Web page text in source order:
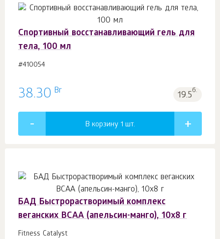
Спортивный восстанавливающий гель для
тела, 100 мл
#410054
38.30 Br 19.5б.
В корзину 1 шт.
БАД Быстрорастворимый комплекс
веганских BCAA (апельсин-манго), 10х8 г
Fitness Catalyst